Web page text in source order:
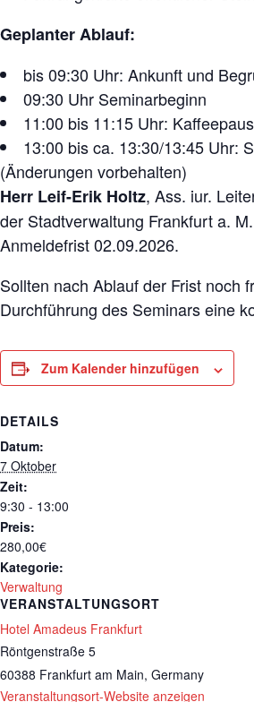
Geplanter Ablauf:
bis 09:30 Uhr: Ankunft und
09:30 Uhr Seminarbeginn
11:00 bis 11:15 Uhr:
13:00 bis ca. 13:30/13:45 Uhr:
(Änderungen vorbehalten)
Herr Leif-Erik Holtz, Ass. iur.
der Stadtverwaltung Frankfurt a. M.
Anmeldefrist 02.09.2026.
Sollten nach Ablauf der Frist noch
Durchführung des Seminars eine
Zum Kalender hinzufügen
DETAILS
Datum:
7 Oktober
Zeit:
9:30 - 13:00
Preis:
280,00€
Kategorie:
Verwaltung
VERANSTALTUNGSORT
Hotel Amadeus Frankfurt
Röntgenstraße 5
60388 Frankfurt am Main, Germany
Veranstaltungsort-Website anzeigen